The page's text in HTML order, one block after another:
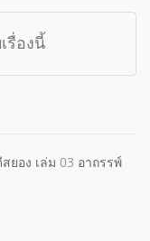
รื่องนี้
ยอง เล่ม 03 อาถรรพ์